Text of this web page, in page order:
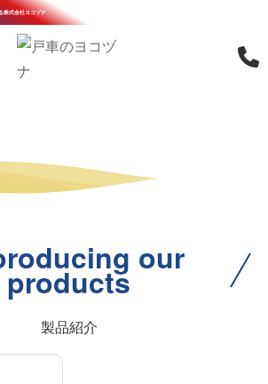
株式会社ヨコヅナ
our
products
製品紹介